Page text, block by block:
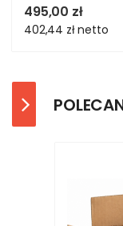
495,00 zł
402,44 złnetto